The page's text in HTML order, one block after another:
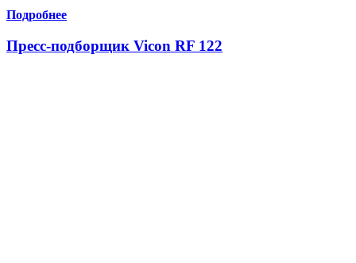
Подробнее
Пресс-подборщик Vicon RF 122